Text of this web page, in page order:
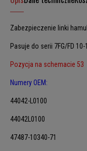
Zabezpieczenie linki
Pasuje do serii 7FG/FD 10-
Pozycja na schemacie 53
Numery OEM:
44042-L0100
44042L0100
47487-10340-71